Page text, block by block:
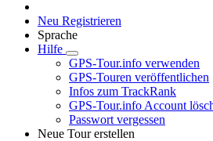
Neu Registrieren
Sprache
Hilfe
GPS-Tour.info verwenden
GPS-Touren veröffentlichen
Infos zum TrackRank
GPS-Tour.info Account
Passwort vergessen
Neue Tour erstellen